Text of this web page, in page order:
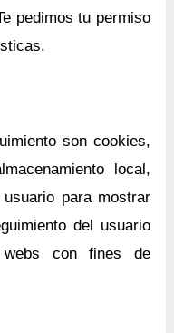
pedimos tu permiso
son cookies,
local,
para mostrar
del usuario
con fines de